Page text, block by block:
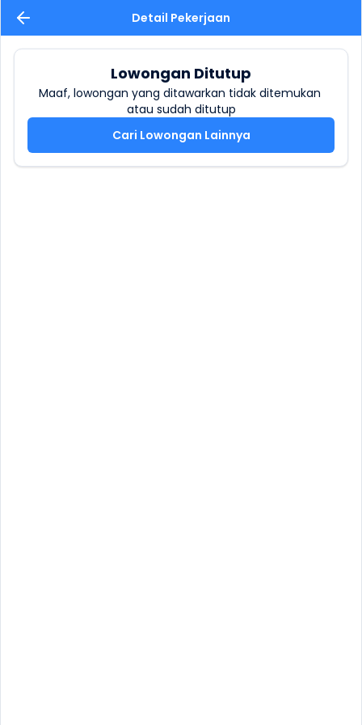
Detail Pekerjaan
Lowongan Ditutup
Maaf, lowongan yang ditawarkan tidak ditemukan
atau sudah ditutup
Cari Lowongan Lainnya